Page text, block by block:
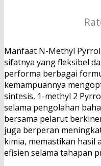
Manfaat N-Methyl
sifatnya yang fleksibel
performa berbagai
kemampuannya
sintesis, 1-methyl 2
selama pengolahan
bersama pelarut
juga berperan
kimia, memastikan hasil
efisien selama tahapan